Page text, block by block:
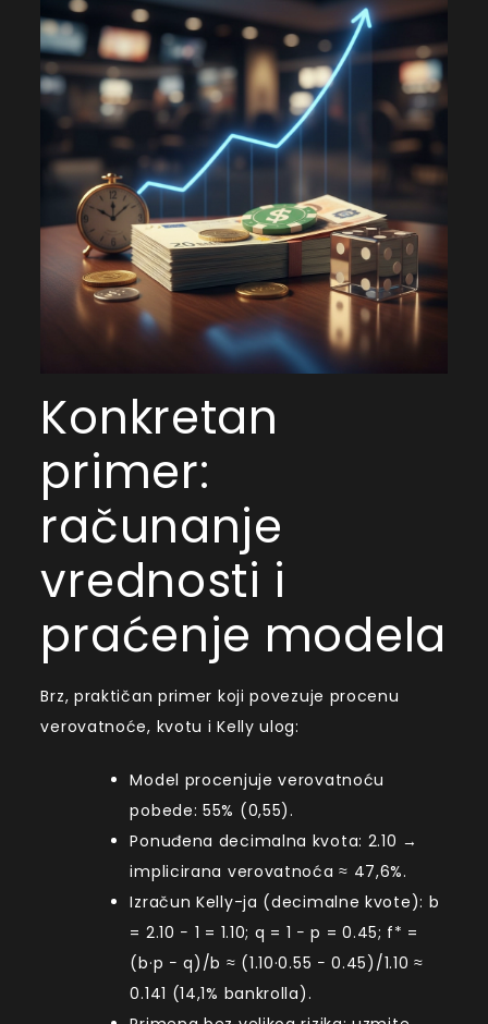
Konkretan
primer:
računanje
vrednosti i
praćenje modela
Brz, praktičan primer koji povezuje procenu
verovatnoće, kvotu i Kelly ulog:
Model procenjuje verovatnoću
pobede: 55% (0,55).
Ponuđena decimalna kvota: 2.10 →
implicirana verovatnoća ≈ 47,6%.
Izračun Kelly-ja (decimalne kvote): b
= 2.10 − 1 = 1.10; q = 1 − p = 0.45; f* =
(b·p − q)/b ≈ (1.10·0.55 − 0.45)/1.10 ≈
0.141 (14,1% bankrolla).